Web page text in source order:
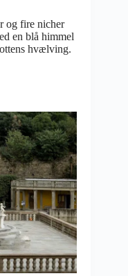
og fire nicher
en blå himmel
hvælving.